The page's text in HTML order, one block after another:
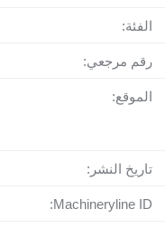
الفئة:
رقم مرجعي:
الموقع:
تاريخ النشر:
Machineryline ID: